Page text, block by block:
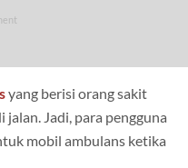
yang berisi orang sakit
Jadi, para pengguna
mobil ambulans ketika